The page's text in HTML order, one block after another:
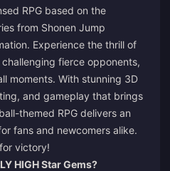
RPG based on the
from Shonen Jump
Experience the thrill of
fierce opponents,
moments. With stunning 3D
and gameplay that brings
themed RPG delivers an
fans and newcomers alike.
victory!
HIGH Star Gems?